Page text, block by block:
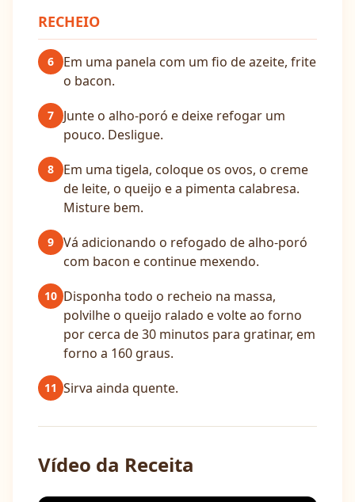
RECHEIO
6
Em uma panela com um fio de azeite, frite
o bacon.
7
Junte o alho-poró e deixe refogar um
pouco. Desligue.
8
Em uma tigela, coloque os ovos, o creme
de leite, o queijo e a pimenta calabresa.
Misture bem.
9
Vá adicionando o refogado de alho-poró
com bacon e continue mexendo.
10 Disponha todo o recheio na massa,
polvilhe o queijo ralado e volte ao forno
por cerca de 30 minutos para gratinar, em
forno a 160 graus.
11 Sirva ainda quente.
Vídeo da Receita